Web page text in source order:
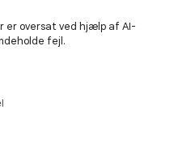
er oversat ved hjælp af AI-
fejl.